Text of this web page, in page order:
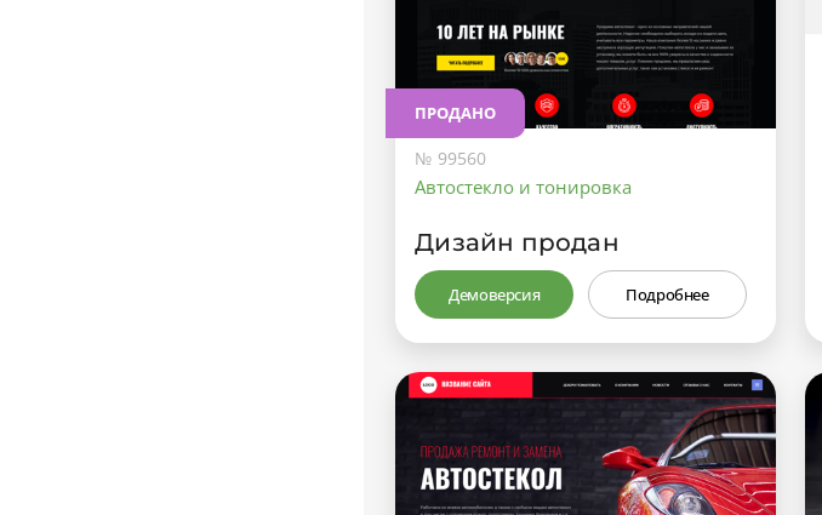
ПРОДАНО
№ 99560
Автостекло и тонировка
Дизайн продан
Демоверсия Подробнее